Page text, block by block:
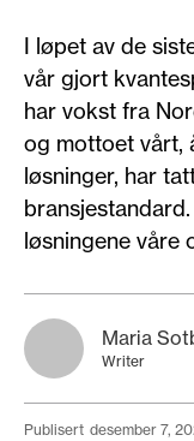
I løpet av de
vår gjort
har vokst fra
og mottoet vårt,
løsninger, har
løsningene våre
Maria
Writer
publisert desember 7,